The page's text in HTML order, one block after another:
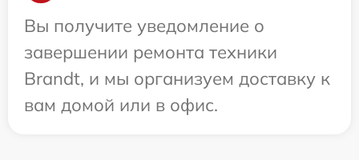
Вы получите уведомление о
завершении ремонта техники
Brandt, и мы организуем доставку к
вам домой или в офис.